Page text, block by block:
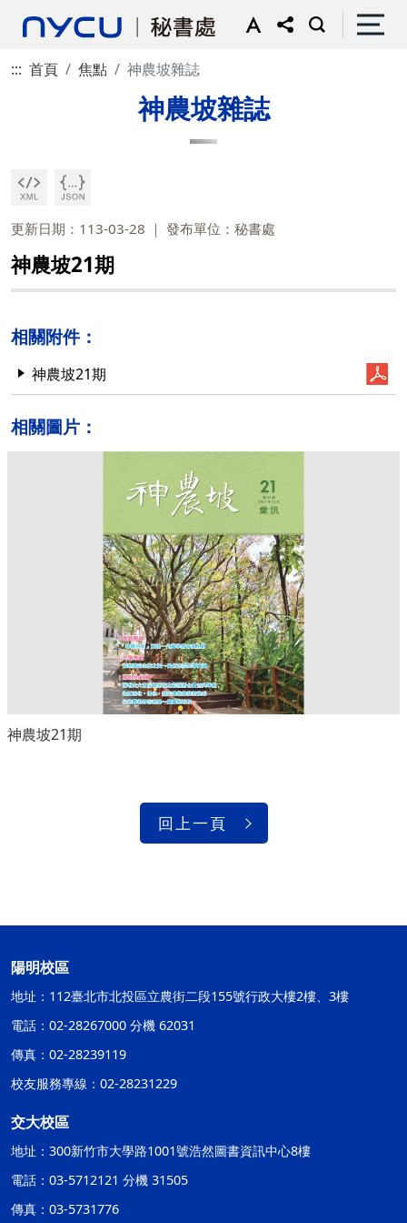
::: 首頁 焦點 神農坡雜誌
神農坡雜誌
更新日期：113-03-28 發布單位：秘書處
神農坡21期
相關附件：
神農坡21期
相關圖片：
神農坡21期
回上一頁
陽明校區
地址：112臺北市北投區立農街二段155號行政大樓2樓、3樓
電話：02-28267000 分機 62031
傳真：02-28239119
校友服務專線：02-28231229
交大校區
地址：300新竹市大學路1001號浩然圖書資訊中心8樓
電話：03-5712121 分機 31505
傳真：03-5731776